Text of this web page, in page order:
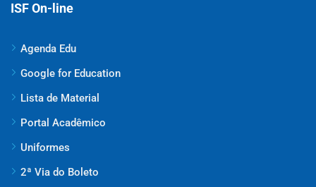
ISF On-line
Agenda Edu
Google for Education
Lista de Material
Portal Acadêmico
Uniformes
2ª Via do Boleto